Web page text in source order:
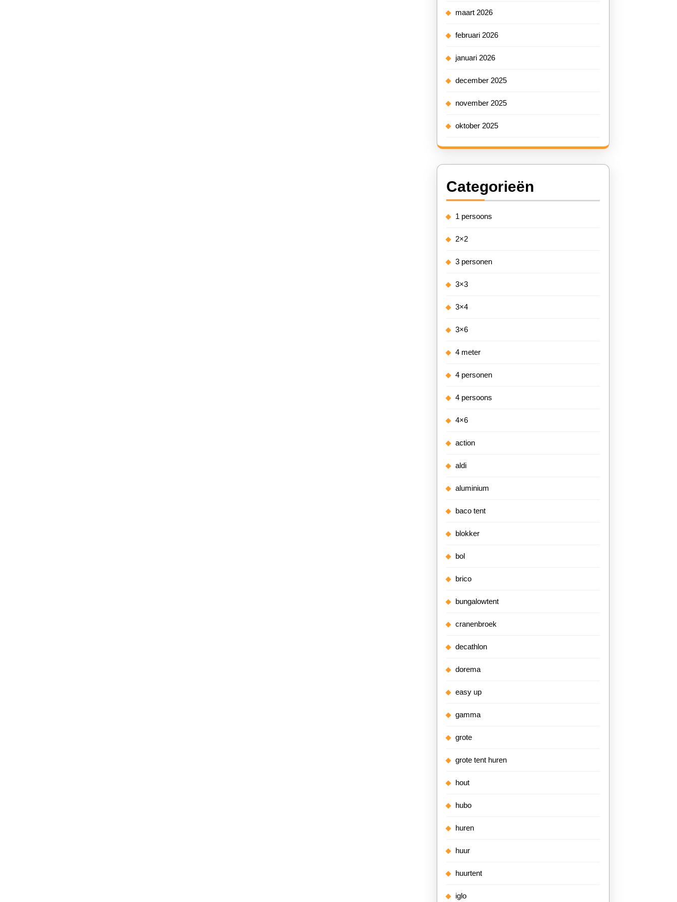
maart 2026
februari 2026
januari 2026
december 2025
november 2025
oktober 2025
Categorieën
1 persoons
2×2
3 personen
3×3
3×4
3×6
4 meter
4 personen
4 persoons
4×6
action
aldi
aluminium
baco tent
blokker
bol
brico
bungalowtent
cranenbroek
decathlon
dorema
easy up
gamma
grote
grote tent huren
hout
hubo
huren
huur
huurtent
iglo